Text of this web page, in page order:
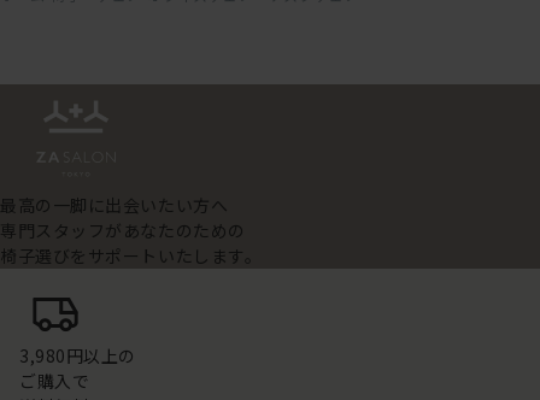
最高の一脚に出会いたい方へ
専門スタッフがあなたのための
椅子選びをサポートいたします。
3,980円以上の
ご購入で